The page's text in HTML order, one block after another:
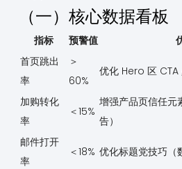
（一）核心数据看板
指标 预警值
首页跳出
率
＞
60%
优化 Hero 区
加购转化
率
＜15%
增强产品页信任元
告）
邮件打开
率
＜18% 优化标题党技巧（